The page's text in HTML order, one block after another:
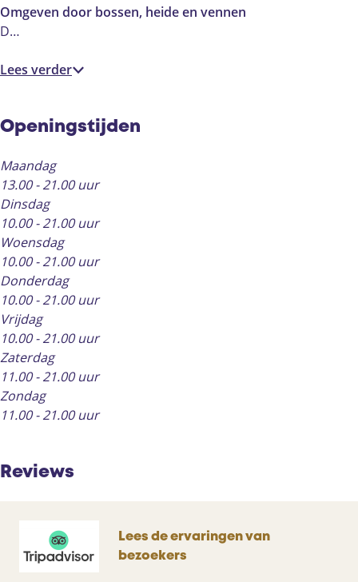
a
e
p
n
Omgeven door bossen, heide en vennen
D…
Lees verder
Openingstijden
Maandag
13.00 - 21.00 uur
Dinsdag
10.00 - 21.00 uur
Woensdag
10.00 - 21.00 uur
Donderdag
10.00 - 21.00 uur
Vrijdag
10.00 - 21.00 uur
Zaterdag
11.00 - 21.00 uur
Zondag
11.00 - 21.00 uur
Reviews
Lees de ervaringen van
bezoekers